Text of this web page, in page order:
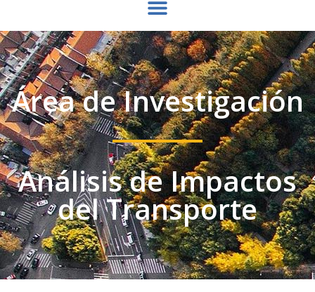
Área de Investigación
Análisis de Impactos
del Transporte